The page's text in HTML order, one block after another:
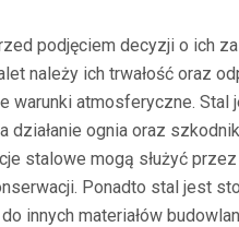
podjęciem decyzji o ich
należy ich trwałość oraz
warunki atmosferyczne. Stal
działanie ognia oraz
stalowe mogą służyć
Ponadto stal jest
innych materiałów